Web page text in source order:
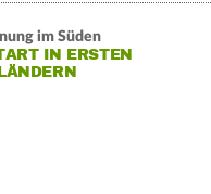
im Süden
IN ERSTEN